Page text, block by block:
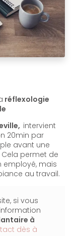
réflexologie
intervient
20min par
avant une
permet de
employé, mais
au travail.
si vous
à
dès à